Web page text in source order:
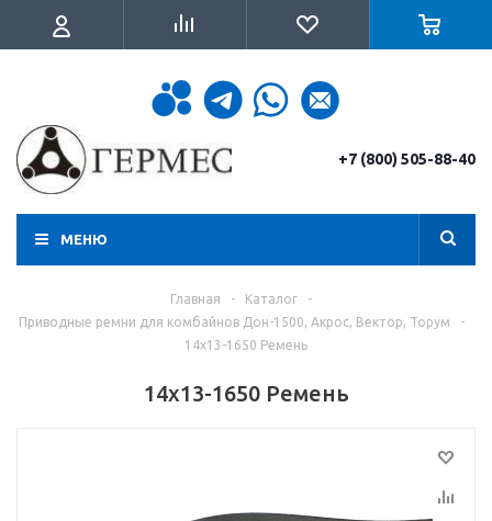
+7 (800) 505-88-40
МЕНЮ
Главная - Каталог
-
Приводные ремни для комбайнов Дон-1500, Акрос, Вектор, Торум
-
14х13-1650 Ремень
14х13-1650 Ремень